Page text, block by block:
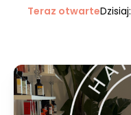
Teraz otwarteDzisiaj: